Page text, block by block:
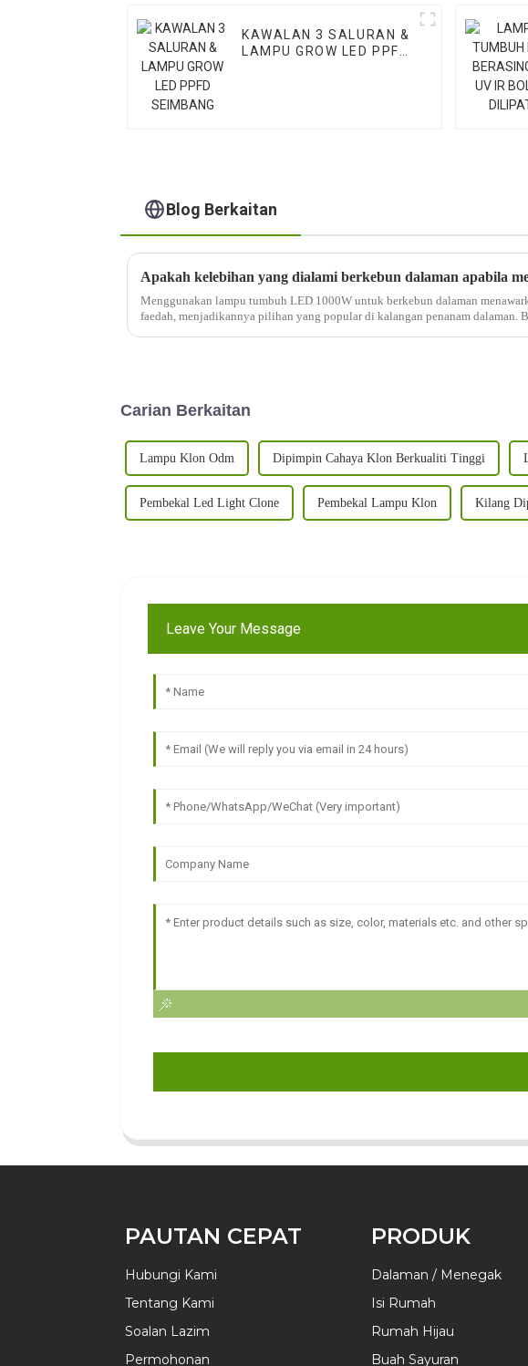
KAWALAN 3 SALURAN &
LAMPU GROW LED PPFD
Blog Berkaitan
Menggunakan lampu tumbuh LED 1000W untuk berkebun dalaman
faedah, menjadikannya pilihan yang popular di kalangan penanam dalaman.
Carian Berkaitan
Lampu Klon Odm Dipimpin Cahaya Klon Berkualiti Tinggi
Pembekal Led Light Clone Pembekal Lampu Klon Kilang
Leave Your Message
PAUTAN CEPAT
Hubungi Kami
Tentang Kami
Soalan Lazim
Permohonan
PRODUK
Dalaman / Menegak
Isi Rumah
Rumah Hijau
Buah Sayuran